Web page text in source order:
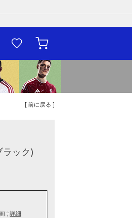
[ 前に戻る ]
ラック)
け詳細